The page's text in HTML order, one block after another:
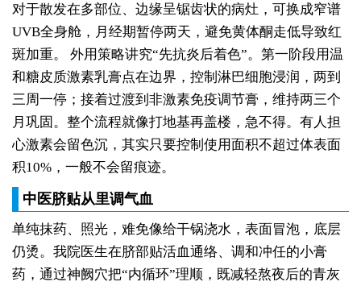
对于散发在多部位、边缘呈锯齿状的病灶，可换成窄谱
UVB全身舱，月经期暂停两天，避免黄体酮走低导致红
斑加重。
外用策略讲究“先抗炎后着色”。第一阶段用温
和糖皮质激素乳膏点在边界，控制淋巴细胞浸润，两到
三周一停；接着过渡到非激素免疫调节膏，维持两三个
月巩固。整个流程就像打地基再盖楼，急不得。有人担
心激素会留色沉，其实只要控制使用面积不超过体表面
积10%，一般不会留痕迹。
中医脐贴从里调气血
单纯抹药、照光，难免像给干锅浇水，表面冒泡，底层
仍烫。我院医生在脐部贴活血通络、调和冲任的小膏
药，通过神阙穴把“内循环”理顺，既减轻熬夜后的青灰